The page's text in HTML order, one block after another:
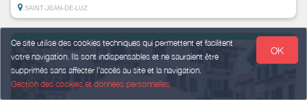
Ce site utilise des cookies techniques qui permettent et facilitent
votre navigation. Ils sont indispensables et ne sauraient être
supprimés sans affecter l’accès au site et la navigation.
Gestion des cookies et données personnelles
OK
SAINT-JEAN-DE-LUZ